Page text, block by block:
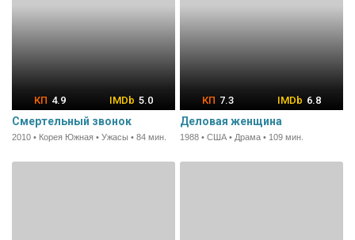
4.9 5.0
Смертельный звонок
2010 • Корея Южная • Ужасы • 84 мин.
7.3 6.8
Деловая женщина
1988 • США • Драма • 109 мин.